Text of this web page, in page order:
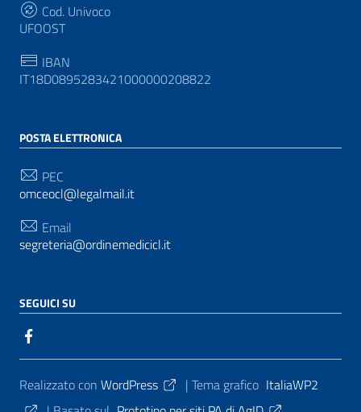
Cod. Univoco
UFOOST
IBAN
IT18D0895283421000000208822
POSTA ELETTRONICA
PEC
omceocl@legalmail.it
Email
segreteria@ordinemedicicl.it
SEGUICI SU
Sezione Link Utili
Realizzato con WordPress | Tema grafico ItaliaWP2